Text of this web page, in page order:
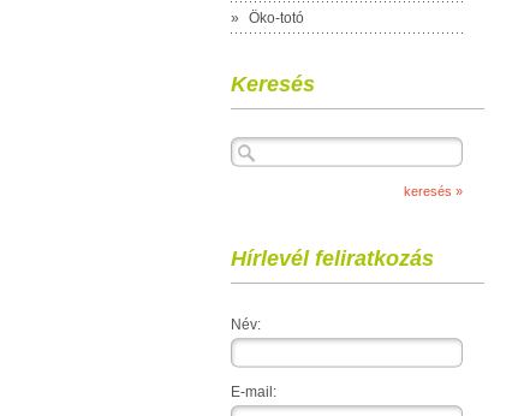
»
Öko-totó
Keresés
Hírlevél feliratkozás
Név:
E-mail: